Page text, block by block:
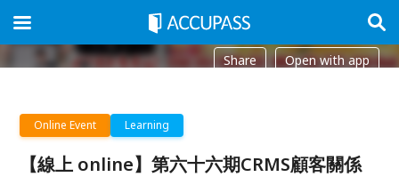
Share Open with app
Online Event Learning
【線上 online】第六十六期CRMS顧客關係